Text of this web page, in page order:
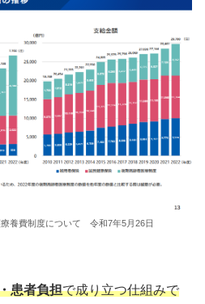
養費制度について 令和7年5月26日
患者負担で成り立つ仕組みで